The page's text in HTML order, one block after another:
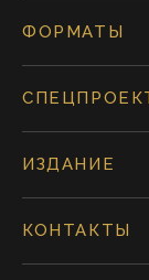
ФОРМАТЫ
ИЗДАНИЕ
КОНТАКТЫ